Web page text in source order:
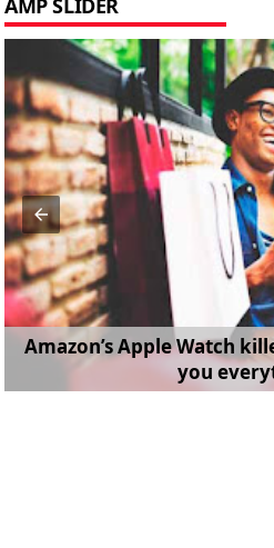
Amazon’s Apple Watch
you